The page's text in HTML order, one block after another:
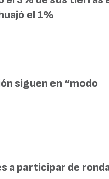
el 1%
siguen en “modo
a participar de